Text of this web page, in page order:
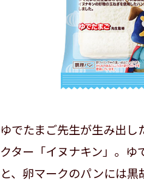
ゆでたまご先生が生み出
クター「イヌナキン」。ゆ
と、卵マークのパンには